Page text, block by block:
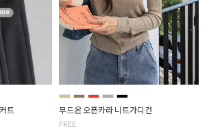
트 무드온 오픈카라 니트가디건
FREE